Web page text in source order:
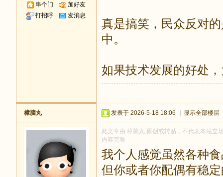
串个门
加好友
打招呼
发消息
真是搞笑，民众反对
中。
如果技术发展的好处
樟脑丸 发表于 2026-5-18 18:06 显示全部楼层
此文章由 樟脑丸 原创或转贴，不代表本站立
内容完整
我个人感觉虽然各种
但你或者你配偶有稳